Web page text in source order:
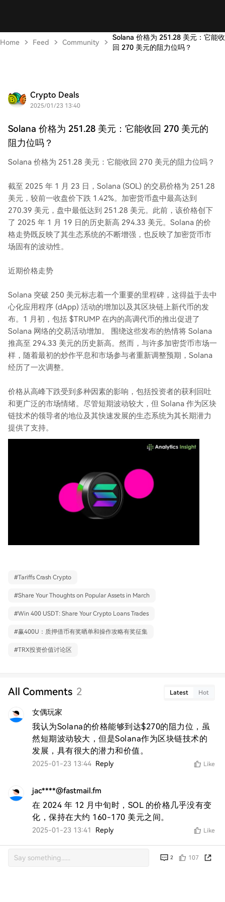
Home Feed Community
Solana 价格为 251.28 美元：它能收
回 270 美元的阻力位吗？
Crypto Deals
2025/01/23 13:40
Solana 价格为 251.28 美元：它能收回 270 美元的
阻力位吗？
Solana 价格为 251.28 美元：它能收回 270 美元的阻力位吗？
截至 2025 年 1 月 23 日，Solana (SOL) 的交易价格为 251.28
美元，较前一收盘价下跌 1.42%。加密货币盘中最高达到
270.39 美元，盘中最低达到 251.28 美元。此前，该价格创下
了 2025 年 1 月 19 日的历史新高 294.33 美元。Solana 的价
格走势既反映了其生态系统的不断增强，也反映了加密货币市
场固有的波动性。
近期价格走势
Solana 突破 250 美元标志着一个重要的里程碑，这得益于去中
心化应用程序 (dApp) 活动的增加以及其区块链上新代币的发
布。1 月初，包括 $TRUMP 在内的高调代币的推出促进了
Solana 网络的交易活动增加。 围绕这些发布的热情将 Solana
推高至 294.33 美元的历史新高。然而，与许多加密货币市场一
样，随着最初的炒作平息和市场参与者重新调整预期，Solana
经历了一次调整。
价格从高峰下跌受到多种因素的影响，包括投资者的获利回吐
和更广泛的市场情绪。尽管短期波动较大，但 Solana 作为区块
链技术的领导者的地位及其快速发展的生态系统为其长期潜力
提供了支持。
#Tariffs Crash Crypto
#Share Your Thoughts on Popular Assets in March
#Win 400 USDT: Share Your Crypto Loans Trades
#赢400U：质押借币有奖晒单和操作攻略有奖征集
#TRX投资价值讨论区
All Comments 2 Latest Hot
女偶玩家
我认为Solana的价格能够到达$270的阻力位，虽
然短期波动较大，但是Solana作为区块链技术的
发展，具有很大的潜力和价值。
2025-01-23 13:44 Reply Like
jac****@fastmail.fm
在 2024 年 12 月中旬时，SOL 的价格几乎没有变
化，保持在大约 160-170 美元之间。
2025-01-23 13:41 Reply Like
2 107